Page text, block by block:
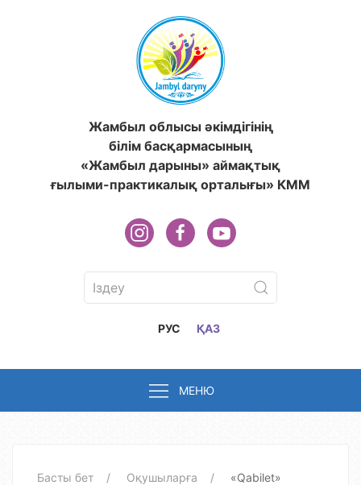
Жамбыл облысы әкімдігінің
білім басқармасының
«Жамбыл дарыны» аймақтық
ғылыми-практикалық орталығы» КММ
РУС ҚАЗ
МЕНЮ
Басты бет Оқушыларға
«Qabilet»